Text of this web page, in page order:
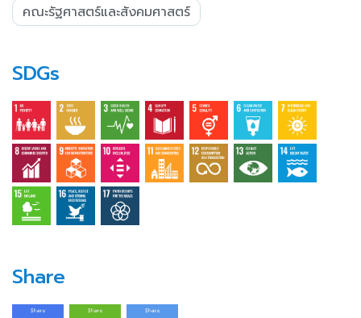
คณะรัฐศาสตร์และสังคมศาสตร์
SDGs
Share